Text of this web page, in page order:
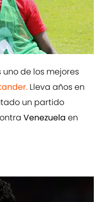
uno de los mejores
Lleva años en
un partido
Venezuela en